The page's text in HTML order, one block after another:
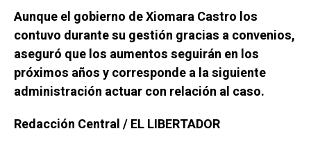
Aunque el gobierno de Xiomara Castro los
contuvo durante su gestión gracias a convenios,
aseguró que los aumentos seguirán en los
próximos años y corresponde a la siguiente
administración actuar con relación al caso.
Redacción Central / EL LIBERTADOR